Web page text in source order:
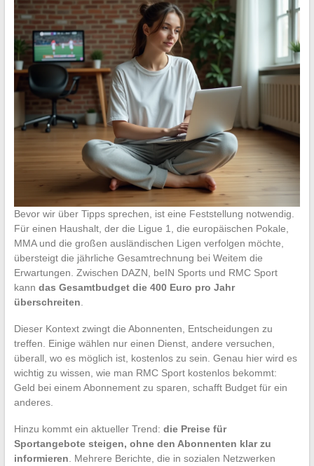
Bevor wir über Tipps sprechen, ist eine Feststellung notwendig.
Für einen Haushalt, der die Ligue 1, die europäischen Pokale,
MMA und die großen ausländischen Ligen verfolgen möchte,
übersteigt die jährliche Gesamtrechnung bei Weitem die
Erwartungen. Zwischen DAZN, beIN Sports und RMC Sport
kann das Gesamtbudget die 400 Euro pro Jahr
überschreiten
Dieser Kontext zwingt die Abonnenten, Entscheidungen zu
treffen. Einige wählen nur einen Dienst, andere versuchen,
überall, wo es möglich ist, kostenlos zu sein. Genau hier wird es
wichtig zu wissen, wie man RMC Sport kostenlos bekommt:
Geld bei einem Abonnement zu sparen, schafft Budget für ein
anderes.
Hinzu kommt ein aktueller Trend: die Preise für
Sportangebote steigen, ohne den Abonnenten klar zu
informieren . Mehrere Berichte, die in sozialen Netzwerken